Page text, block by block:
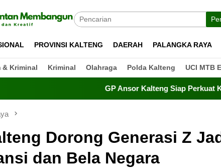
PROVINSI KALTENG DAERAH PALANGKA RAYA
& Kriminal Kriminal Olahraga Polda Kalteng UCI MTB
GP Ansor Kalteng Siap Perkuat Kolaborasi
Dorong Generasi Z
dan Bela Negara